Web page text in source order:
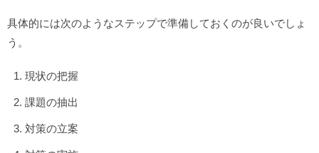
具体的には次のようなステップで準備しておくのが良いでしょ
う。
現状の把握
課題の抽出
対策の立案